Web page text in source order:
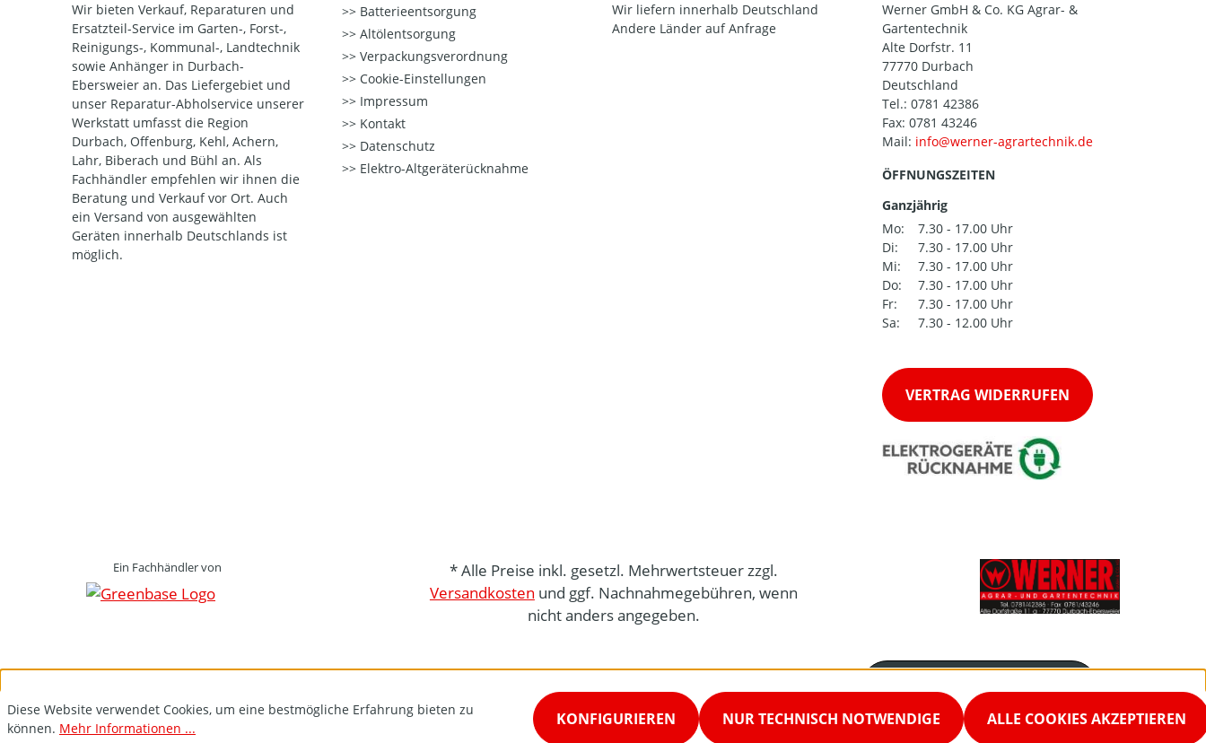
Wir bieten Verkauf, Reparaturen und
Ersatzteil-Service im Garten-, Forst-,
Reinigungs-, Kommunal-, Landtechnik
sowie Anhänger in Durbach-
Ebersweier an. Das Liefergebiet und
unser Reparatur-Abholservice unserer
Werkstatt umfasst die Region
Durbach, Offenburg, Kehl, Achern,
Lahr, Biberach und Bühl an. Als
Fachhändler empfehlen wir ihnen die
Beratung und Verkauf vor Ort. Auch
ein Versand von ausgewählten
Geräten innerhalb Deutschlands ist
möglich.
Batterieentsorgung
Altölentsorgung
Verpackungsverordnung
Cookie-Einstellungen
Impressum
Kontakt
Datenschutz
Elektro-Altgeräterücknahme
Wir liefern innerhalb Deutschland
Andere Länder auf Anfrage
Werner GmbH & Co. KG Agrar- &
Gartentechnik
Alte Dorfstr. 11
77770 Durbach
Deutschland
Tel.: 0781 42386
Fax: 0781 43246
Mail:
ÖFFNUNGSZEITEN
Ganzjährig
Mo:
7.30 - 17.00 Uhr
Di:
7.30 - 17.00 Uhr
Mi:
7.30 - 17.00 Uhr
Do:
7.30 - 17.00 Uhr
Fr:
7.30 - 17.00 Uhr
Sa:
7.30 - 12.00 Uhr
VERTRAG WIDERRUFEN
Ein Fachhändler von
* Alle Preise inkl. gesetzl. Mehrwertsteuer zzgl.
Versandkosten und ggf. Nachnahmegebühren, wenn
nicht anders angegeben.
0781 42386
Servicezeiten
Diese Website verwendet Cookies, um eine bestmögliche Erfahrung bieten zu
können. Mehr Informationen ... NUR TECHNISCH NOTWENDIGE
KONFIGURIEREN ALLE COOKIES AKZEPTIEREN